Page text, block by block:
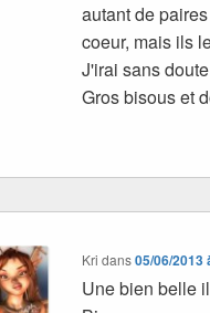
autant de
coeur, mais ils
J'irai sans
Gros bisous et
Kri dans05/06/2013
Une bien belle